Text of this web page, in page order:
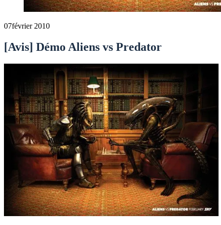
07février 2010
[Avis] Démo Aliens vs Predator